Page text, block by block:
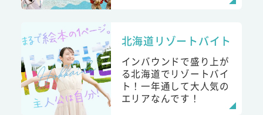
北海道リゾートバイト
インバウンドで盛り上が
る北海道でリゾートバイ
ト！一年通して大人気の
エリアなんです！